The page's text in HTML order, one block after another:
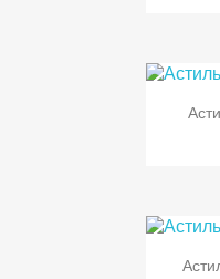

